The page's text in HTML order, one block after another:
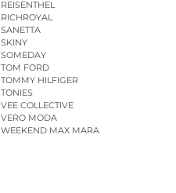
REISENTHEL
RICHROYAL
SANETTA
SKINY
SOMEDAY
TOM FORD
TOMMY HILFIGER
TONIES
VEE COLLECTIVE
VERO MODA
WEEKEND MAX MARA